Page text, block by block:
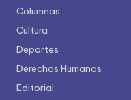
Columnas
Cultura
Deportes
Derechos Humanos
Editorial